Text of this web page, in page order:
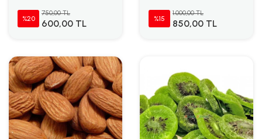
%20
750,00 TL
600,00 TL %15
1.000,00 TL
850,00 TL